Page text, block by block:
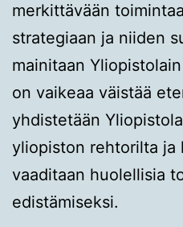
merkittävään
strategiaan ja niiden
mainitaan
on vaikeaa väistää
yhdistetään
yliopiston rehtorilta ja
vaaditaan huolellisia
edistämiseksi.